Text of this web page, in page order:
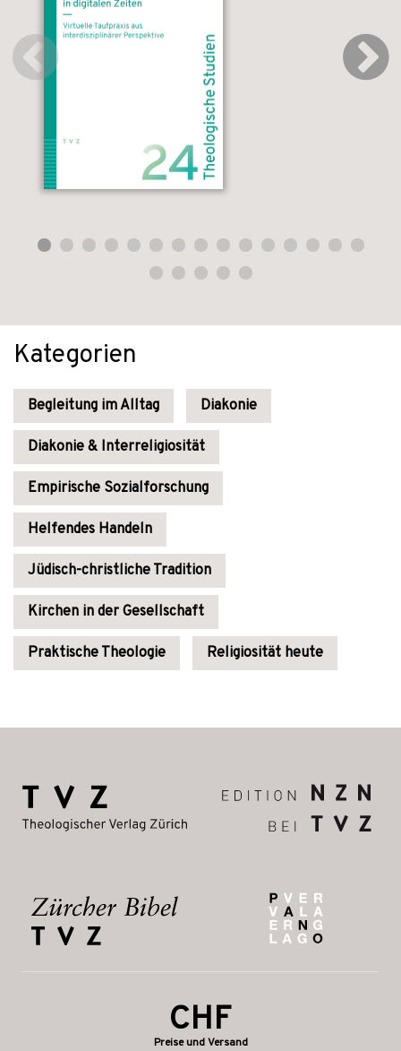
Kategorien
Begleitung im Alltag Diakonie
Diakonie & Interreligiosität
Empirische Sozialforschung
Helfendes Handeln
Jüdisch-christliche Tradition
Kirchen in der Gesellschaft
Praktische Theologie Religiosität heute
CHF
Preise und Versand